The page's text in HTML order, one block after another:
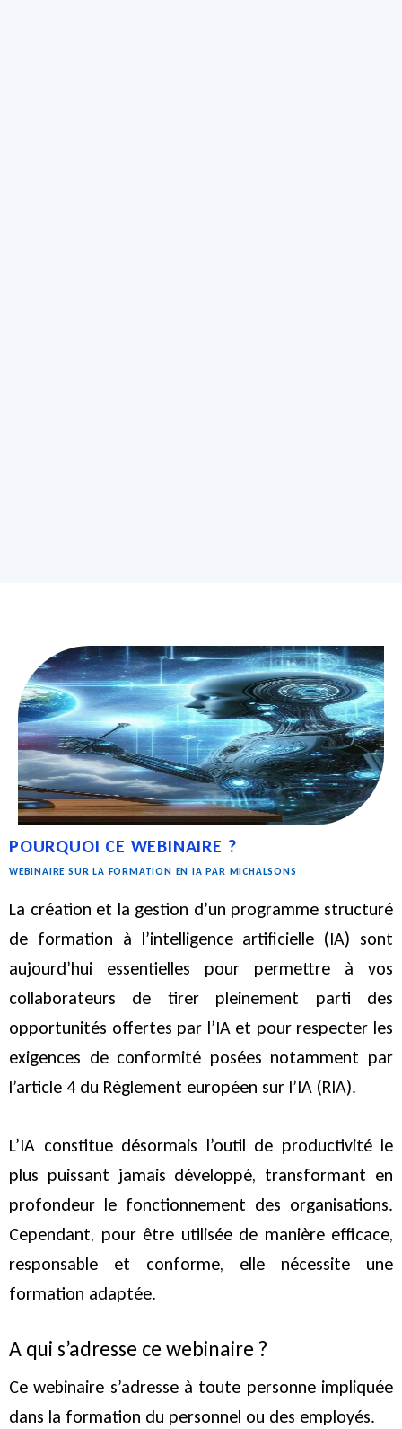
POURQUOI CE WEBINAIRE ?
WEBINAIRE SUR LA FORMATION EN IA PAR MICHALSONS
La création et la gestion d’un programme structuré
de formation à l’intelligence artificielle (IA) sont
aujourd’hui essentielles pour permettre à vos
collaborateurs de tirer pleinement parti des
opportunités offertes par l’IA et pour respecter les
exigences de conformité posées notamment par
l’article 4 du Règlement européen sur l’IA (RIA).
L’IA constitue désormais l’outil de productivité le
plus puissant jamais développé, transformant en
profondeur le fonctionnement des organisations.
Cependant, pour être utilisée de manière efficace,
responsable et conforme, elle nécessite une
formation adaptée.
A qui s’adresse ce webinaire ?
Ce webinaire s’adresse à toute personne impliquée
dans la formation du personnel ou des employés.